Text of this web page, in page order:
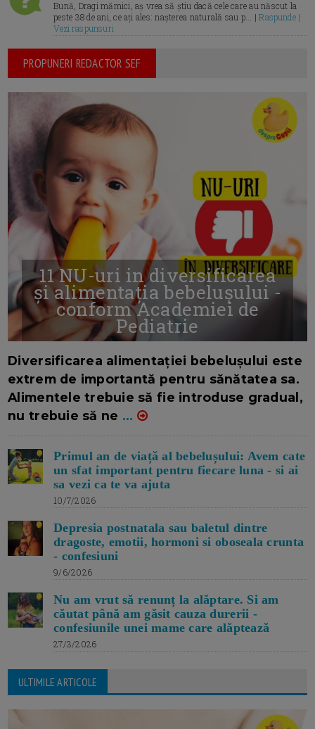
Bună, Dragi mămici, aș vrea să știu dacă cele care au născut la
peste 38 de ani, ce ați ales: nașterea naturală sau p... |Raspunde |
Vezi raspunsuri
PROPUNERI REDACTOR SEF
11 NU-uri in diversificarea
și alimentația bebelușului -
conform Academiei de
Pediatrie
Diversificarea alimentației bebelușului este
extrem de importantă pentru sănătatea sa.
Alimentele trebuie să fie introduse gradual,
nu trebuie să ne ...
Primul an de viață al bebelușului: Avem cate
un sfat important pentru fiecare luna - si ai
sa vezi ca te va ajuta
10/7/2026
Depresia postnatala sau baletul dintre
dragoste, emotii, hormoni si oboseala crunta
- confesiuni
9/6/2026
Nu am vrut să renunț la alăptare. Si am
căutat până am găsit cauza durerii -
confesiunile unei mame care alăptează
27/3/2026
ULTIMILE ARTICOLE